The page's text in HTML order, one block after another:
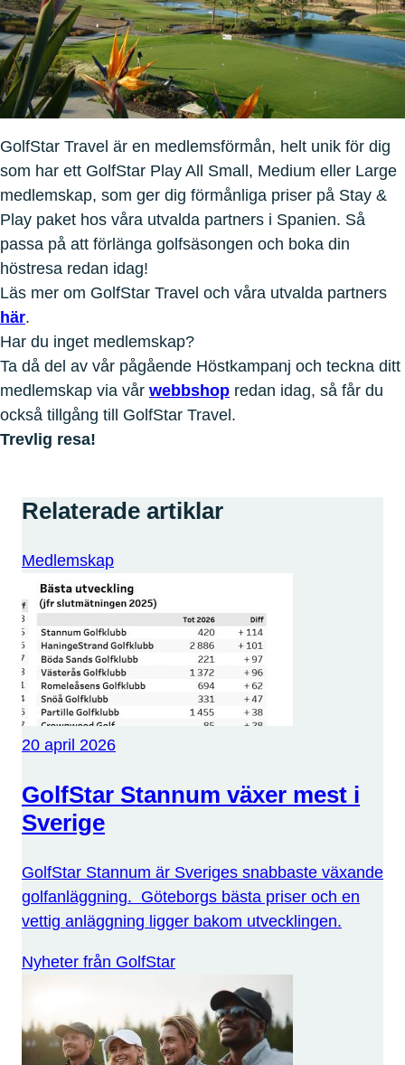
GolfStar Travel är en medlemsförmån, helt unik för dig
som har ett GolfStar Play All Small, Medium eller Large
medlemskap, som ger dig förmånliga priser på Stay &
Play paket hos våra utvalda partners i Spanien. Så
passa på att förlänga golfsäsongen och boka din
höstresa redan idag!
Läs mer om GolfStar Travel och våra utvalda partners
här.
Har du inget medlemskap?
Ta då del av vår pågående Höstkampanj och teckna ditt
medlemskap via vår webbshop redan idag, så får du
också tillgång till GolfStar Travel.
Trevlig resa!
Relaterade artiklar
Medlemskap
20 april 2026
GolfStar Stannum växer mest i
Sverige
GolfStar Stannum är Sveriges snabbaste växande
golfanläggning. Göteborgs bästa priser och en
vettig anläggning ligger bakom utvecklingen.
Nyheter från GolfStar